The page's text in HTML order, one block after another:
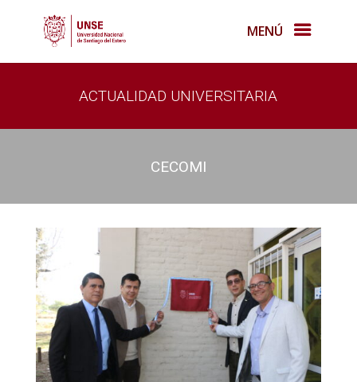
MENÚ
ACTUALIDAD UNIVERSITARIA
CECOMI